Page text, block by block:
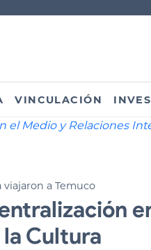
VINCULACIÓN
el Medio y Relaciones
a Temuco
Cultura